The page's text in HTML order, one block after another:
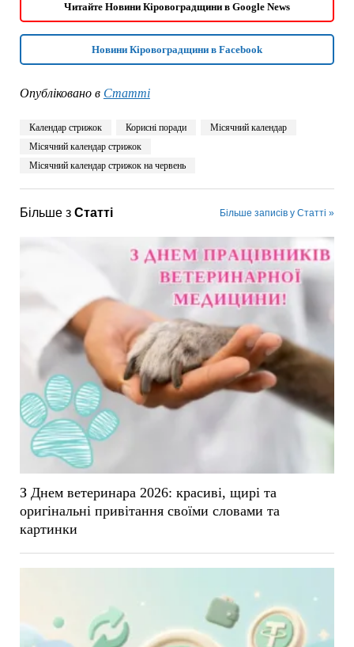
Читайте Новини Кіровоградщини в Google News
Новини Кіровоградщини в Facebook
Опубліковано в Статті
Календар стрижок Корисні поради
Місячний календар
Місячний календар стрижок
Місячний календар стрижок на червень
Більше з Статті Більше записів у Статті »
З Днем ветеринара 2026: красиві, щирі та
оригінальні привітання своїми словами та
картинки